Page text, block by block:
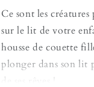
Ce sont les
sur le lit de votre
housse de couette
plonger dans son lit
de ses rêves !